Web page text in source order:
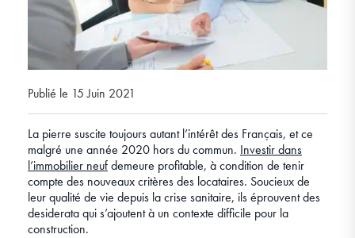
Publié le 15 Juin 2021
La pierre suscite toujours autant l’intérêt des Français, et ce
malgré une année 2020 hors du commun. Investir dans
l’immobilier neufdemeure profitable, à condition de tenir
compte des nouveaux critères des locataires. Soucieux de
leur qualité de vie depuis la crise sanitaire, ils éprouvent des
desiderata qui s’ajoutent à un contexte difficile pour la
construction.